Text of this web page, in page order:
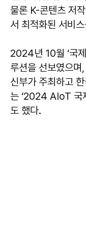
물론 K-콘텐츠 저
서 최적화된 서비
2024년 10월 ‘국
루션을 선보였으
신부가 주최하고
는 ‘2024 AIoT 국
도 했다.